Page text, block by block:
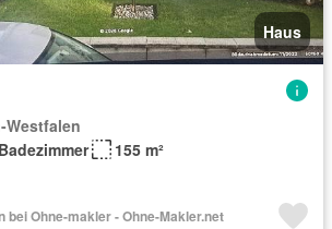
Haus
Westfalen
155 m²
bei Ohne-makler - Ohne-Makler.net